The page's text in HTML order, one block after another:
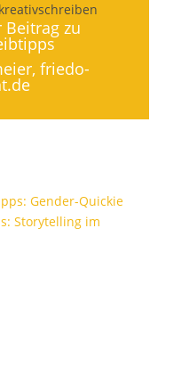
Beitrag zu
friedo-
Gender-Quickie
Storytelling im